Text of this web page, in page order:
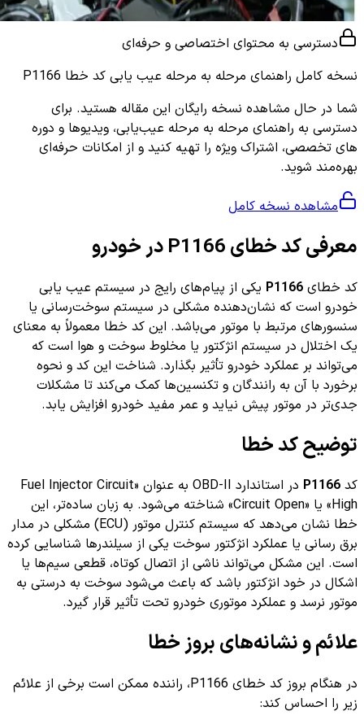
دسترسی به محتوای اختصاصی و حرفه‌ای
نسخه کامل راهنمای مرحله به مرحله عیب یابی کد خطا P1166
شما در حال مشاهده نسخه رایگان این مقاله هستید. برای
دسترسی به راهنمای مرحله به مرحله عیب‌یابی، ویدیوها و دوره
های تخصصی، اشتراک ویژه را تهیه کنید و از امکانات حرفه‌ای
بهره‌مند شوید.
مشاهده نسخه کامل
معرفی کد خطای P1166 در خودرو
کد خطای P1166 یکی از پیام‌های رایج در سیستم عیب یابی
خودرو است که نشان‌دهنده مشکلی در سیستم سوخت‌رسانی یا
سنسورهای مرتبط با موتور می‌باشد. این کد خطا معمولاً به معنای
یک اختلال در سیستم انژکتور یا مخلوط سوخت و هوا است که
می‌تواند بر عملکرد خودرو تأثیر بگذارد. شناخت این کد و نحوه
برخورد با آن به رانندگان و تکنسین‌ها کمک می‌کند تا مشکلات
جدی‌تر در موتور پیش نیاید و عمر مفید خودرو افزایش یابد.
توضیح کد خطا
کد P1166
در استاندارد OBD-II به عنوان «Fuel Injector Circuit
High» یا «Circuit Open» شناخته می‌شود. به زبان ساده‌تر، این
خطا نشان می‌دهد که سیستم کنترل موتور (ECU) مشکلی در مدار
برق رسانی یا عملکرد انژکتور سوخت یکی از سیلندرها شناسایی کرده
است. این مشکل می‌تواند ناشی از اتصال کوتاه، قطعی سیم‌ها یا
اشکال در خود انژکتور باشد که باعث می‌شود سوخت به درستی به
موتور نرسد و عملکرد موتوری خودرو تحت تأثیر قرار گیرد.
علائم و نشانه‌های بروز خطا
در هنگام بروز کد خطای P1166، راننده ممکن است برخی از علائم
زیر را احساس کند: